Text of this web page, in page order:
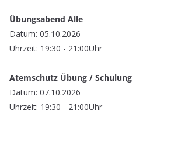
Übungsabend Alle
Datum: 05.10.2026
Uhrzeit: 19:30 - 21:00Uhr
Atemschutz Übung / Schulung
Datum: 07.10.2026
Uhrzeit: 19:30 - 21:00Uhr